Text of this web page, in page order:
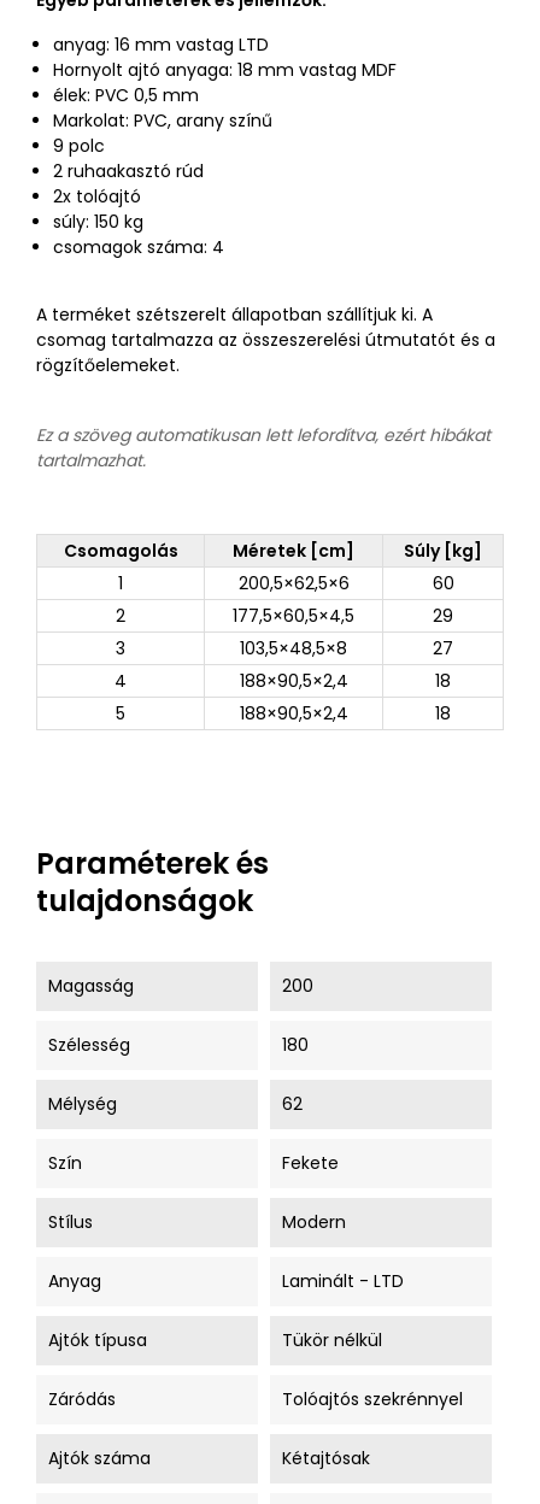
anyag: 16 mm vastag LTD
Hornyolt ajtó anyaga: 18 mm vastag MDF
élek: PVC 0,5 mm
Markolat: PVC, arany színű
9 polc
2 ruhaakasztó rúd
2x tolóajtó
súly: 150 kg
csomagok száma: 4
A terméket szétszerelt állapotban szállítjuk ki. A
csomag tartalmazza az összeszerelési útmutatót és a
rögzítőelemeket.
Ez a szöveg automatikusan lett lefordítva, ezért hibákat
tartalmazhat.
Csomagolás Méretek [cm]
Súly [kg]
1
200,5×62,5×6
60
2
177,5×60,5×4,5
29
3
103,5×48,5×8
27
4
188×90,5×2,4
18
5
188×90,5×2,4 18
Paraméterek és
tulajdonságok
Magasság 200
Szélesség 180
Mélység 62
Szín Fekete
Stílus Modern
Anyag Laminált - LTD
Ajtók típusa Tükör nélkül
Záródás Tolóajtós szekrénnyel
Ajtók száma Kétajtósak